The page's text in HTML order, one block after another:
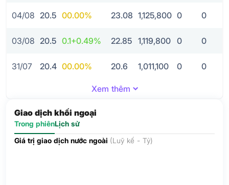
04/08 20.5 00.00% 23.08 1,125,800 0 0
03/08 20.5 0.1+0.49% 22.85 1,119,800 0 0
31/07 20.4 00.00% 20.6 1,011,100 0 0
Xem thêm
Giao dịch khối ngoại
Trong phiênLịch sử
Giá trị giao dịch nước ngoài (Luỹ kế - Tỷ)